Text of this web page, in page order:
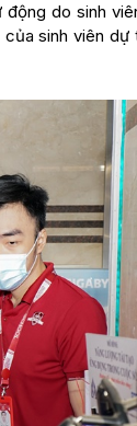
do sinh
sinh viên